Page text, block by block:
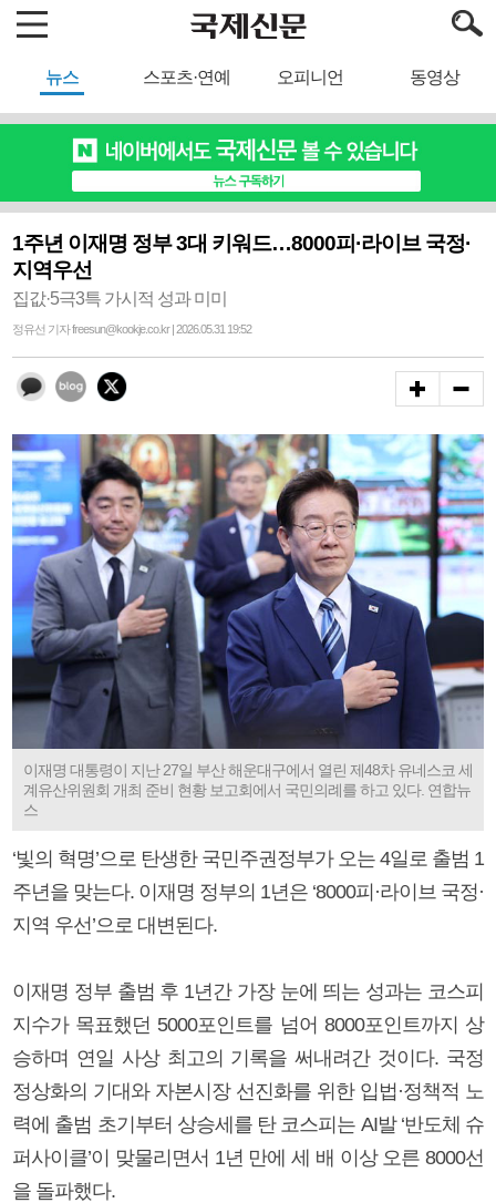
뉴스 스포츠·연예 오피니언 동영상
1주년 이재명 정부 3대 키워드…8000피·라이브 국정·
지역우선
집값·5극3특 가시적 성과 미미
정유선 기자 freesun@kookje.co.kr | 2026.05.31 19:52
이재명 대통령이 지난 27일 부산 해운대구에서 열린 제48차 유네스코 세
계유산위원회 개최 준비 현황 보고회에서 국민의례를 하고 있다. 연합뉴
스
‘빛의 혁명’으로 탄생한 국민주권정부가 오는 4일로 출범 1
주년을 맞는다. 이재명 정부의 1년은 ‘8000피·라이브 국정·
지역 우선’으로 대변된다.
이재명 정부 출범 후 1년간 가장 눈에 띄는 성과는 코스피
지수가 목표했던 5000포인트를 넘어 8000포인트까지 상
승하며 연일 사상 최고의 기록을 써내려간 것이다. 국정
정상화의 기대와 자본시장 선진화를 위한 입법·정책적 노
력에 출범 초기부터 상승세를 탄 코스피는 AI발 ‘반도체 슈
퍼사이클’이 맞물리면서 1년 만에 세 배 이상 오른 8000선
을 돌파했다.